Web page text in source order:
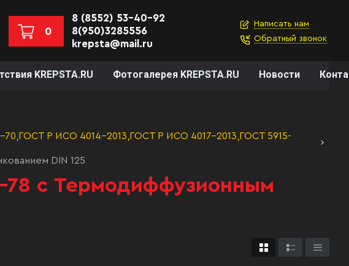
0
8 (8552) 53-40-92
8(950)3285556
krepsta@mail.ru
Написать нам
Обратный звонок
KREPSTA.RU Фотогалерея KREPSTA.RU Новости
Р ИСО 4014-2013,ГОСТ Р ИСО 4017-2013,ГОСТ 5915-
DIN 125
78 с Термодиффузионным